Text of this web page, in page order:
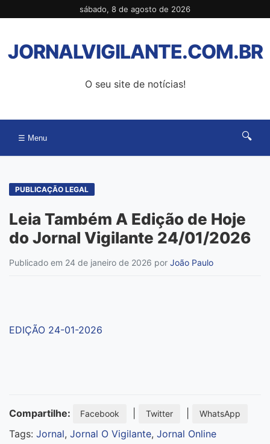
para
conteúdo
sábado, 8 de agosto de 2026
JORNALVIGILANTE.COM.BR
O seu site de notícias!
☰ Menu 🔍
PUBLICAÇÃO LEGAL
Leia Também A Edição de Hoje
do Jornal Vigilante 24/01/2026
Publicado em 24 de janeiro de 2026 por João Paulo
EDIÇÃO 24-01-2026
Compartilhe: Facebook Twitter WhatsApp
Tags: Jornal, Jornal O Vigilante, Jornal Online